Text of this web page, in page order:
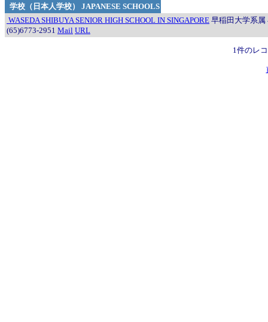
学校（日本人学校） JAPANESE SCHOOLS
WASEDA SHIBUYA SENIOR HIGH SCHOOL IN SINGAPORE 早稲田大学系属
(65)6773-2951 Mail URL
1件のレ